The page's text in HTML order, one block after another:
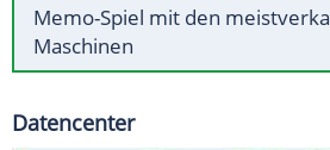
Memo-Spiel mit den
Maschinen
Datencenter